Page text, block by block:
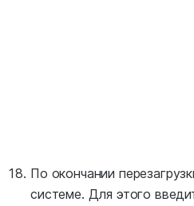
По окончании
системе. Для этого